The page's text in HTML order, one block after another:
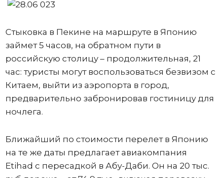
Стыковка в Пекине на маршруте в Японию
займет 5 часов, на обратном пути в
российскую столицу – продолжительная, 21
час: туристы могут воспользоваться безвизом с
Китаем, выйти из аэропорта в город,
предварительно забронировав гостиницу для
ночлега.
Ближайший по стоимости перелет в Японию
на те же даты предлагает авиакомпания
Etihad с пересадкой в Абу-Даби. Он на 20 тыс.